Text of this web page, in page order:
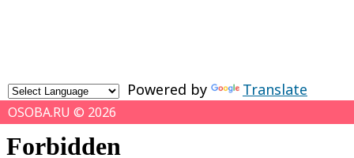
Powered by Translate
OSOBA.RU © 2026